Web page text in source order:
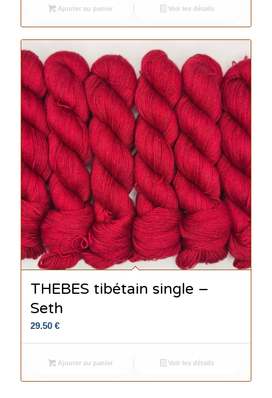
Ajouter au panier Voir les détails
THEBES tibétain single –
Seth
29.50 €
Ajouter au panier Voir les détails